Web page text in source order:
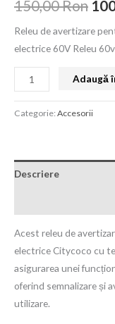
150,00Ron
Releu de avertizare
electrice 60V Releu
Adaugă
Categorie:Accesorii
Descriere
Acest releu de
electrice Citycoco cu
asigurarea unei
oferind semnalizare și
utilizare.